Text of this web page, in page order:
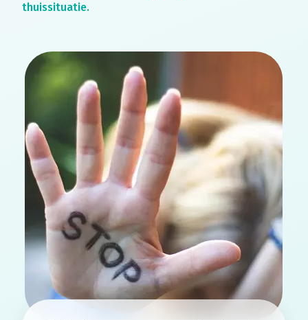
thuissituatie.